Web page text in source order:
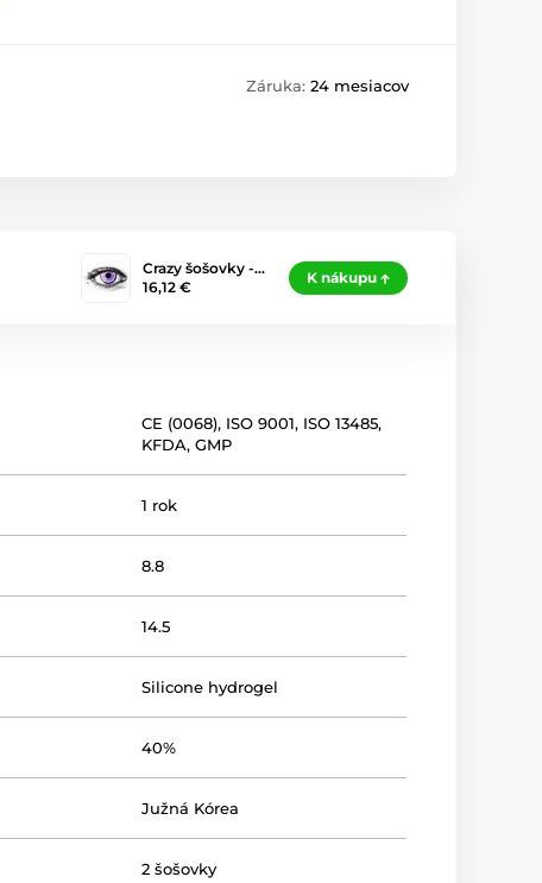
Záruka: 24 mesiacov
Crazy šošovky -…
16,12 €
K nákupu
CE (0068), ISO 9001, ISO 13485,
KFDA,GMP
1 rok
8.8
14.5
Silicone hydrogel
40%
Južná Kórea
2 šošovky